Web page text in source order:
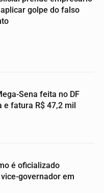
golpe do falso
Sena feita no DF
e fatura R$ 47,2 mil
é oficializado
governador em